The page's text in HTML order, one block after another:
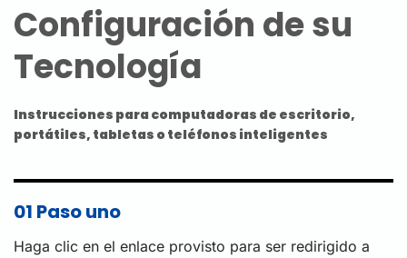
Configuración de su
Tecnología
Instrucciones para computadoras de escritorio,
portátiles, tabletas o teléfonos inteligentes
01 Paso uno
Haga clic en el enlace provisto para ser redirigido a